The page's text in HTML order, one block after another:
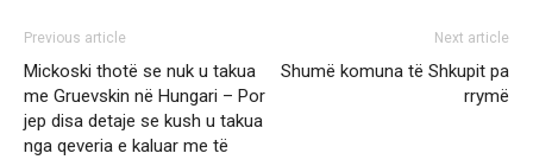
Previous article
Mickoski thotë se nuk u takua
me Gruevskin në Hungari – Por
jep disa detaje se kush u takua
nga qeveria e kaluar me të
Next article
Shumë komuna të Shkupit pa
rrymë